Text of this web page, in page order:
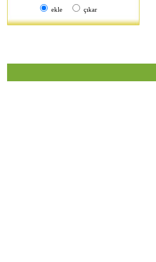
ekle çıkar